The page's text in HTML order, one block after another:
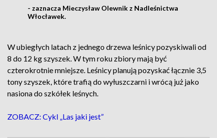
- zaznacza Mieczysław Olewnik z Nadleśnictwa
Włocławek.
W ubiegłych latach z jednego drzewa leśnicy pozyskiwali od
8 do 12 kg szyszek. W tym roku zbiory mają być
czterokrotnie mniejsze. Leśnicy planują pozyskać łącznie 3,5
tony szyszek, które trafią do wyłuszczarni i wrócą już jako
nasiona do szkółek leśnych.
ZOBACZ: Cykl „Las jaki jest”